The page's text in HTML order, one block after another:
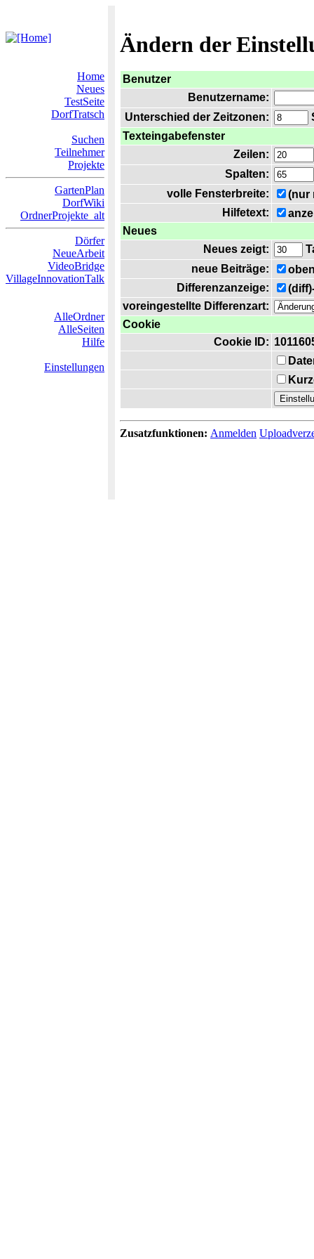
Ändern der
Home
Neues
TestSeite
DorfTratsch
Suchen
Teilnehmer
Projekte
GartenPlan
DorfWiki
OrdnerProjekte_alt
Dörfer
NeueArbeit
VideoBridge
VillageInnovationTalk
AlleOrdner
AlleSeiten
Hilfe
Einstellungen
Benutzer
Benutzername:
Unterschied der Zeitzonen:
Texteingabefenster
Zeilen:
Spalten:
volle Fensterbreite:
(nur
Hilfetext:
Neues
Neues zeigt:
neue Beiträge:
Differenzanzeige:
voreingestellte Differenzart:
Cookie
Cookie ID:
Zusatzfunktionen: Anmelden